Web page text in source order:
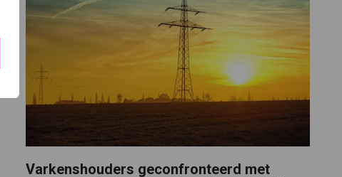
Varkenshouders geconfronteerd met